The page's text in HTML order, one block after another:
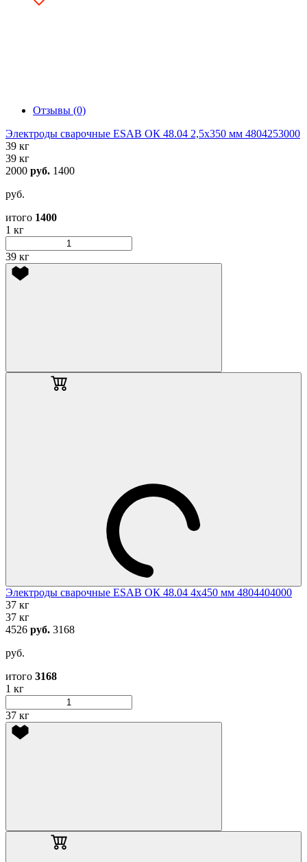
Отзывы (0)
Электроды сварочные ESAB ОК 48.04 2,5х350 мм 4804253000
39 кг
39 кг
2000 руб. 1400
руб.
итого 1400
1 кг
39 кг
Электроды сварочные ESAB ОК 48.04 4х450 мм 4804404000
37 кг
37 кг
4526 руб. 3168
руб.
итого 3168
1 кг
37 кг